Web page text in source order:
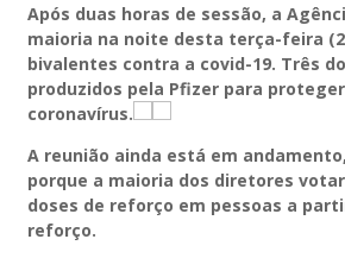
Após duas horas de sessão, a
maioria na noite desta terça-feira
bivalentes contra a covid-19. Três
produzidos pela Pfizer para
coronavírus.
A reunião ainda está em
porque a maioria dos diretores
doses de reforço em pessoas a
reforço.